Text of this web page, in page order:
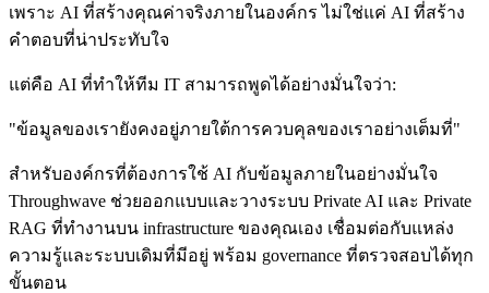
เพราะ AI ที่สร้างคุณค่าจริงภายในองค์กร ไม่ใช่แค่ AI ที่สร้าง
คำตอบที่น่าประทับใจ
แต่คือ AI ที่ทำให้ทีม IT สามารถพูดได้อย่างมั่นใจว่า:
"ข้อมูลของเรายังคงอยู่ภายใต้การควบคุลของเราอย่างเต็มที่"
สำหรับองค์กรที่ต้องการใช้ AI กับข้อมูลภายในอย่างมั่นใจ
Throughwave ช่วยออกแบบและวางระบบ Private AI และ Private
RAG ที่ทำงานบน infrastructure ของคุณเอง เชื่อมต่อกับแหล่ง
ความรู้และระบบเดิมที่มีอยู่ พร้อม governance ที่ตรวจสอบได้ทุก
ขั้นตอน